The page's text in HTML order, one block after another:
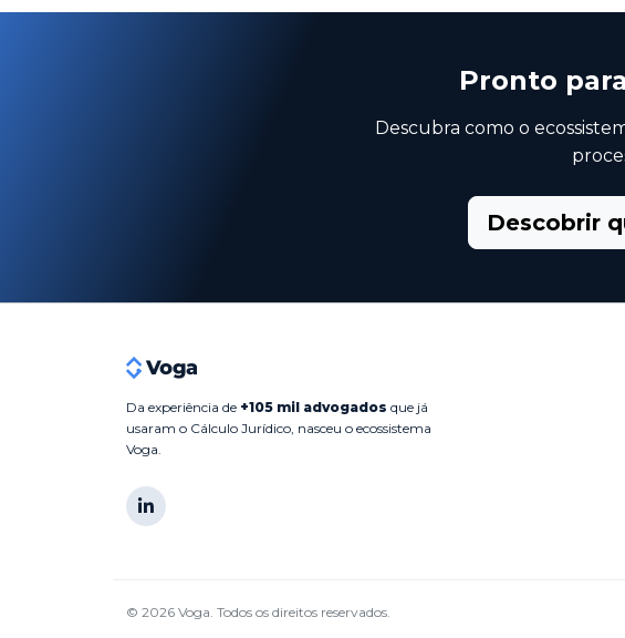
Pronto
Descubra como o
Descobrir
Da experiência de +105 mil advogados que já
usaram o Cálculo Jurídico, nasceu o ecossistema
Voga.
© 2026 Voga. Todos os direitos reservados.